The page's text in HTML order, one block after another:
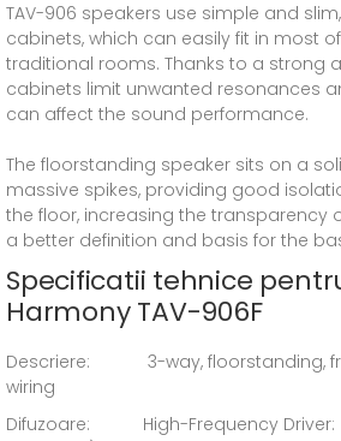
TAV-906 speakers use simple and
cabinets, which can easily fit in most
traditional rooms. Thanks to a strong
cabinets limit unwanted resonances
can affect the sound performance.
The floorstanding speaker sits on a
massive spikes, providing good
the floor, increasing the transparency
a better definition and basis for the
Specificatii tehnice
Harmony TAV-906F
Descriere: 3-way, floorstanding,
wiring
Difuzoare: High-Frequency Driver: